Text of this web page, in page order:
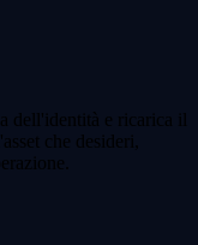
dell'identità e ricarica il
che desideri,